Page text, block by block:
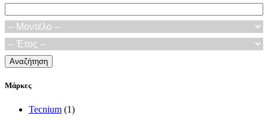
Αναζήτηση
Μάρκες
Tecnium (1)